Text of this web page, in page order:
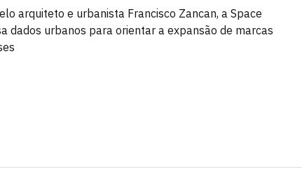
arquiteto e urbanista Francisco Zancan, a Space
dados urbanos para orientar a expansão de marcas